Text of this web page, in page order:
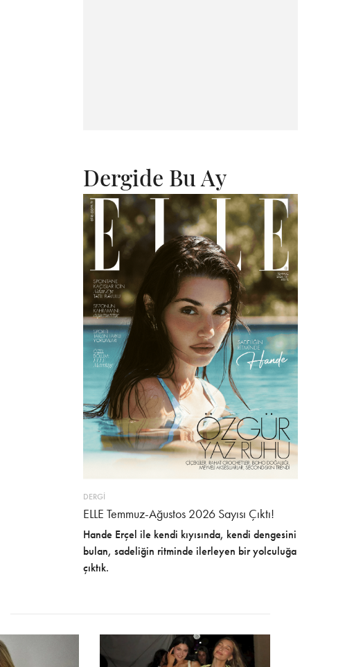
Dergide Bu Ay
DERGİ
ELLE Temmuz-Ağustos 2026 Sayısı Çıktı!
Hande Erçel ile kendi kıyısında, kendi dengesini
bulan, sadeliğin ritminde ilerleyen bir yolculuğa
çıktık.